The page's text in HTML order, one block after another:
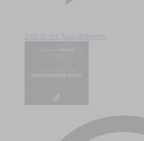
Jetzt in der App abspielen